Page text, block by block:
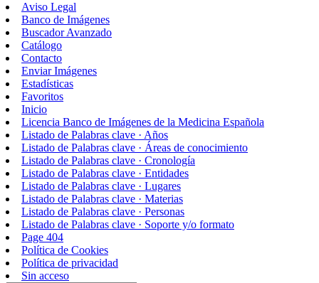
Aviso Legal
Banco de Imágenes
Buscador Avanzado
Catálogo
Contacto
Enviar Imágenes
Estadísticas
Favoritos
Inicio
Licencia Banco de Imágenes de la Medicina Española
Listado de Palabras clave · Años
Listado de Palabras clave · Áreas de conocimiento
Listado de Palabras clave · Cronología
Listado de Palabras clave · Entidades
Listado de Palabras clave · Lugares
Listado de Palabras clave · Materias
Listado de Palabras clave · Personas
Listado de Palabras clave · Soporte y/o formato
Page 404
Política de Cookies
Política de privacidad
Sin acceso